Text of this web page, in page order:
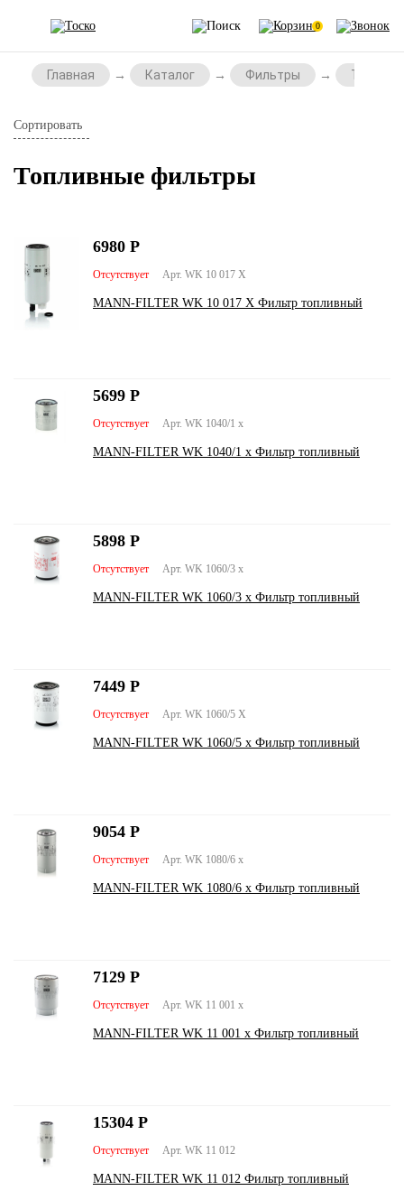
0
Главная Каталог Фильтры
Сортировать
Топливные фильтры
Арт. WK 10 017 X
Отсутствует
MANN-FILTER WK 10 017 X Фильтр топливный
6980 Р
Арт. WK 1040/1 x
Отсутствует
MANN-FILTER WK 1040/1 x Фильтр топливный
5699 Р
Арт. WK 1060/3 x
Отсутствует
MANN-FILTER WK 1060/3 x Фильтр топливный
5898 Р
Арт. WK 1060/5 X
Отсутствует
MANN-FILTER WK 1060/5 x Фильтр топливный
7449 Р
Арт. WK 1080/6 x
Отсутствует
MANN-FILTER WK 1080/6 x Фильтр топливный
9054 Р
Арт. WK 11 001 x
Отсутствует
MANN-FILTER WK 11 001 x Фильтр топливный
7129 Р
Арт. WK 11 012
Отсутствует
MANN-FILTER WK 11 012 Фильтр топливный
15304 Р